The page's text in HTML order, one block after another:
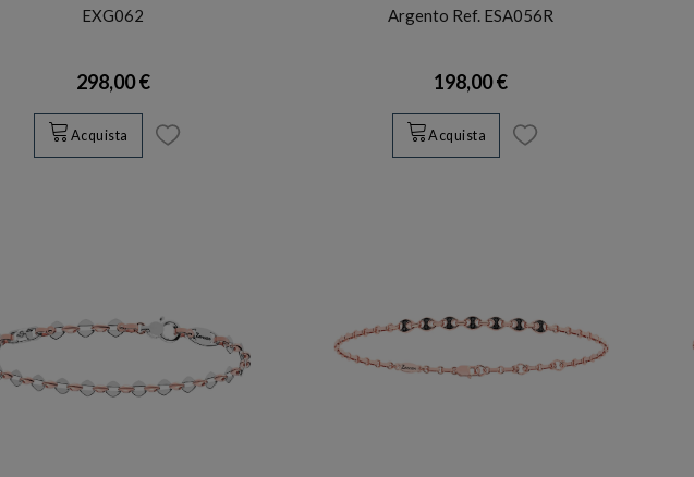
EXG062
298,00 €
Acquista
Argento Ref. ESA056R
198,00 €
Acquista